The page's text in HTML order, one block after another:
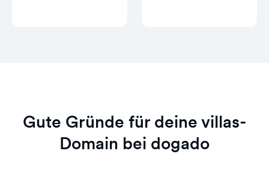
Gute Gründe für deine villas-
Domain bei dogado